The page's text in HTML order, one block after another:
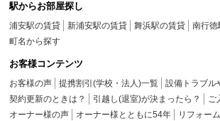
駅からお部屋探し
浦安駅の賃貸 新浦安駅の賃貸 舞浜駅の賃貸
南行徳
町名から探す
お客様コンテンツ
お客様の声 提携割引(学校・法人)一覧
設備トラブル
契約更新のときは？
引越し(退室)が決まったら？
ご
オーナー様の声
オーナー様とともに54年
リフォー